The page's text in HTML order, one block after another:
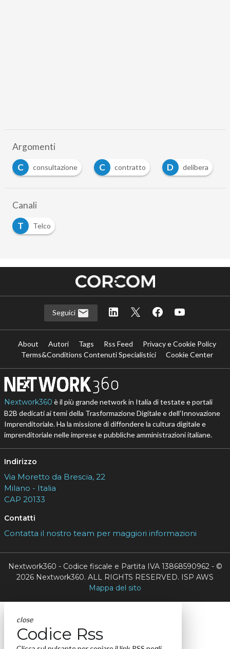
Argomenti
C
consultazione C contratto D delibera
Canali
T
Telco
Seguici
About Autori Tags Rss Feed
Privacy e Cookie Policy
Terms&Conditions Contenuti Specialistici
Cookie Center
Nextwork360 è il più grande network in Italia di testate e portali
B2B dedicati ai temi della Trasformazione Digitale e dell’Innovazione
Imprenditoriale. Ha la missione di diffondere la cultura digitale e
imprenditoriale nelle imprese e pubbliche amministrazioni italiane.
Indirizzo
Via Moretto da Brescia, 22
Milano - Italia
CAP 20133
Contatti
Contatta il nostro team per maggiori informazioni
Nextwork360 - Codice fiscale e Partita IVA 13868590962 - ©
2026 Nextwork360. ALL RIGHTS RESERVED. ISP AWS
Mappa del sito
close
Codice Rss